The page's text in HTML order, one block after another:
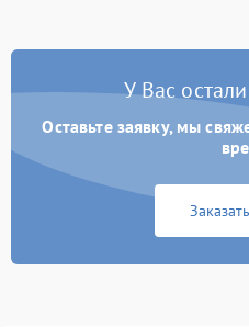
У Вас
Оставьте заявку, мы